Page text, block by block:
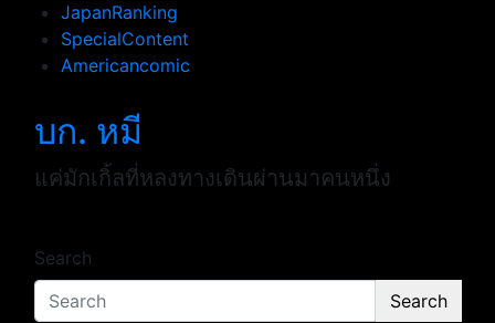
JapanRanking
SpecialContent
Americancomic
บก. หมี
แค่มักเกิ้ลที่หลงทางเดินผ่านมาคนหนึ่ง
Search
Search